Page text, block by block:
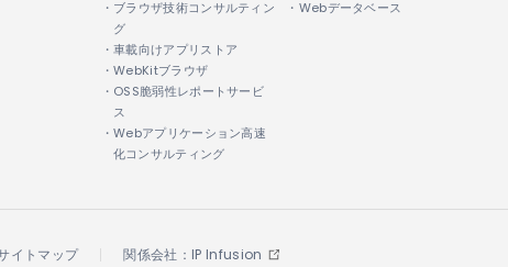
・ブラウザ技術コンサルティン
グ
・車載向けアプリストア
・WebKitブラウザ
・OSS脆弱性レポートサービ
ス
・Webアプリケーション高速
化コンサルティング
・Webデータベース
イトマップ 関係会社：IP Infusion